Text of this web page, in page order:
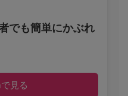
でも簡単にかぶれ
見る